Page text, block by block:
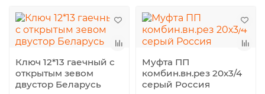
Ключ 12*13 гаечный с
открытым зевом
двустор Беларусь
Муфта ПП
комбин.вн.рез 20х3/4
серый Россия